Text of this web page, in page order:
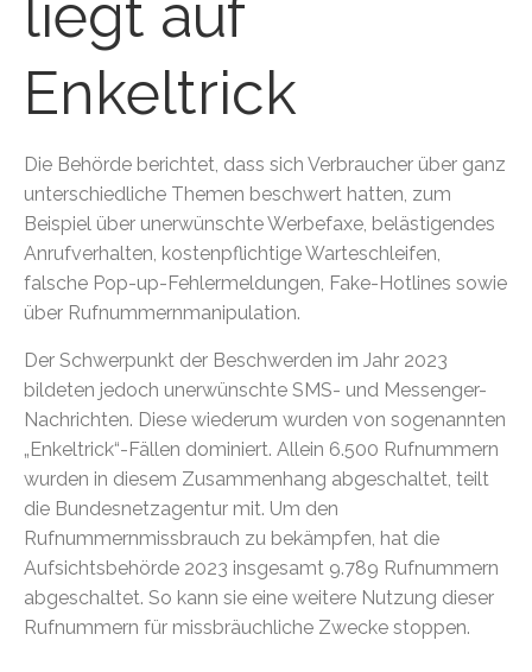
liegt auf
Enkeltrick
Die Behörde berichtet, dass sich Verbraucher über ganz
unterschiedliche Themen beschwert hatten, zum
Beispiel über unerwünschte Werbefaxe, belästigendes
Anrufverhalten, kostenpflichtige Warteschleifen,
falsche Pop-up-Fehlermeldungen, Fake-Hotlines sowie
über Rufnummernmanipulation.
Der Schwerpunkt der Beschwerden im Jahr 2023
bildeten jedoch unerwünschte SMS- und Messenger-
Nachrichten. Diese wiederum wurden von sogenannten
„Enkeltrick“-Fällen dominiert. Allein 6.500 Rufnummern
wurden in diesem Zusammenhang abgeschaltet, teilt
die Bundesnetzagentur mit. Um den
Rufnummernmissbrauch zu bekämpfen, hat die
Aufsichtsbehörde 2023 insgesamt 9.789 Rufnummern
abgeschaltet. So kann sie eine weitere Nutzung dieser
Rufnummern für missbräuchliche Zwecke stoppen.